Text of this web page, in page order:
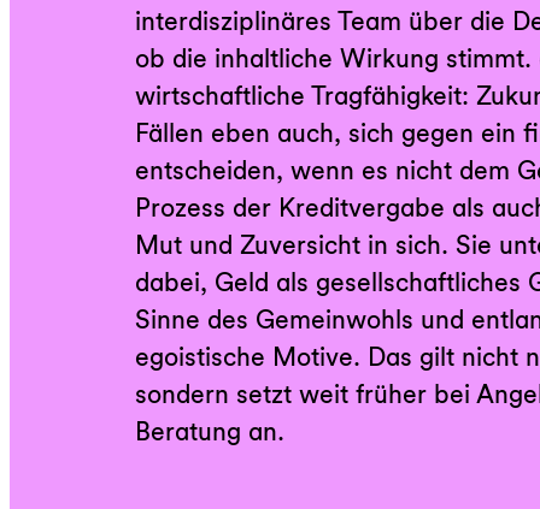
interdisziplinäres Team über die
ob die inhaltliche Wirkung
wirtschaftliche Tragfähigkeit:
Fällen eben auch, sich gegen ein
entscheiden, wenn es nicht dem
Prozess der Kreditvergabe als
Mut und Zuversicht in sich. Sie
dabei, Geld als gesellschaftliches
Sinne des Gemeinwohls und
egoistische Motive. Das gilt nicht
sondern setzt weit früher bei
Beratung an.